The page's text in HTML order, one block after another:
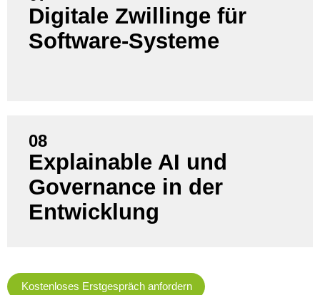
Digitale Zwillinge für
Software-Systeme
Minimieren Sie Migrationsrisiken und simulieren
Sie Software-Verhalten unter realen Lasten mit KI-
gestützten digitalen Zwillingen.
08
Explainable AI und
Governance in der
Entwicklung
Erfüllen Sie regulatorische Vorgaben, indem Sie KI
für transparente Entscheidungsfindung und
nachvollziehbare Code-Generierung einsetzen.
Kostenloses Erstgespräch anfordern